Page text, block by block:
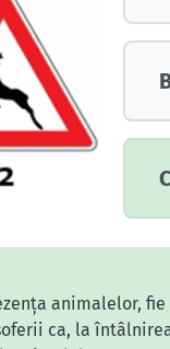
C
animalelor,
ca, la